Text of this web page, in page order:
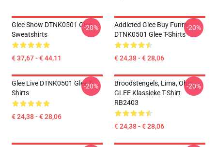
Glee Show DTNK0501 Glee
Sweatshirts
€ 37,67 - € 44,11
-20%
Addicted Glee Buy Funny
DTNK0501 Glee T-Shirts
€ 24,38 - € 28,06
-20%
Glee Live DTNK0501 Glee T-
Shirts
€ 24,38 - € 28,06
-20%
Broodstengels, Lima, Ohio,
GLEE Klassieke T-Shirt
RB2403
€ 24,38 - € 28,06
-20%